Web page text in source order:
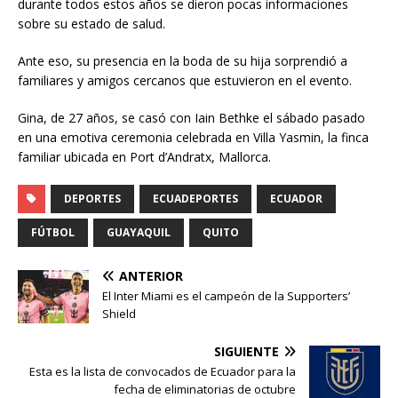
durante todos estos años se dieron pocas informaciones
sobre su estado de salud.
Ante eso, su presencia en la boda de su hija sorprendió a
familiares y amigos cercanos que estuvieron en el evento.
Gina, de 27 años, se casó con Iain Bethke el sábado pasado
en una emotiva ceremonia celebrada en Villa Yasmin, la finca
familiar ubicada en Port d’Andratx, Mallorca.
DEPORTES ECUADEPORTES ECUADOR
FÚTBOL GUAYAQUIL QUITO
ANTERIOR
El Inter Miami es el campeón de la Supporters’
Shield
SIGUIENTE
Esta es la lista de convocados de Ecuador para la
fecha de eliminatorias de octubre